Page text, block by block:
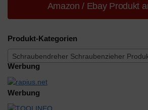
Amazon / Ebay Produkt
Produkt-Kategorien
Schraubendreher Schraubenzieher
Werbung
Werbung